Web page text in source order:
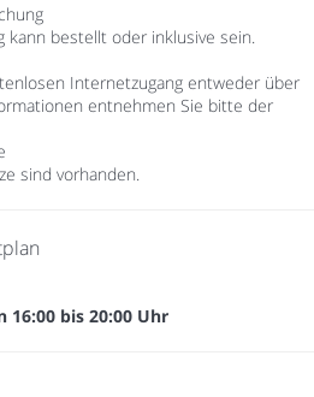
kann bestellt oder inklusive sein.
Internetzugang entweder über
entnehmen Sie bitte der
sind vorhanden.
16:00 bis 20:00 Uhr